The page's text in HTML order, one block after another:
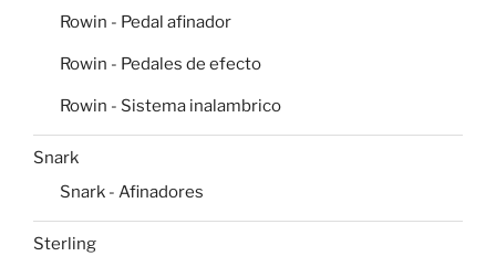
Rowin - Pedal afinador
Rowin - Pedales de efecto
Rowin - Sistema inalambrico
Snark
Snark - Afinadores
Sterling